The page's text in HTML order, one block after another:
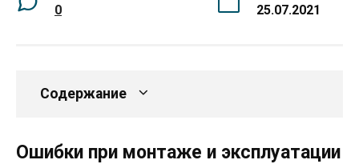
0 25.07.2021
Содержание
Ошибки при монтаже и эксплуатации